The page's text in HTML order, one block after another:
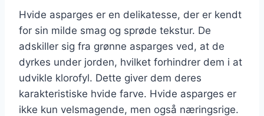
Hvide asparges er en delikatesse, der er kendt
for sin milde smag og sprøde tekstur. De
adskiller sig fra grønne asparges ved, at de
dyrkes under jorden, hvilket forhindrer dem i at
udvikle klorofyl. Dette giver dem deres
karakteristiske hvide farve. Hvide asparges er
ikke kun velsmagende, men også næringsrige.